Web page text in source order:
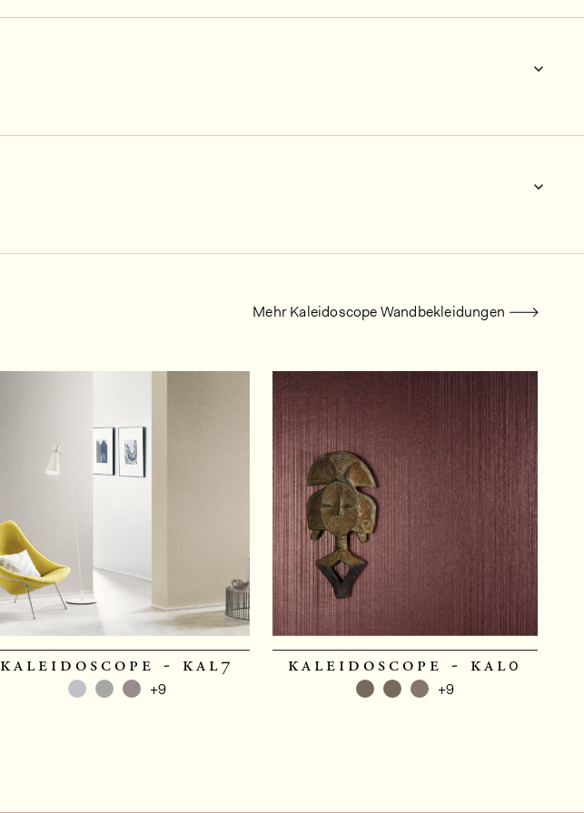
Mehr Kaleidoscope Wandbekleidungen
kaleidoscope - kal7
+9
kaleidoscope - kal0
+9